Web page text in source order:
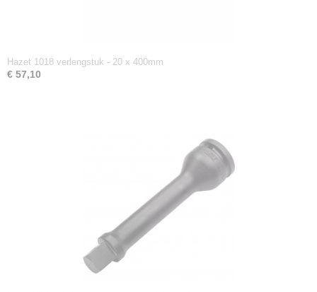
Hazet 1018 verlengstuk - 20 x 400mm
€ 57,10